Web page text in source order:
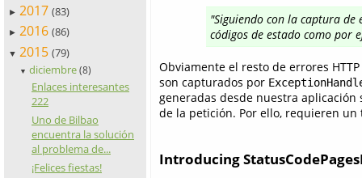
► 2017 (83)
► 2016 (86)
▼ 2015 (79)
▼ diciembre (8)
Enlaces interesantes
222
Uno de Bilbao
encuentra la solución
al problema de...
¡Felices fiestas!
"Siguiendo con la captura de
códigos de estado como por
Obviamente el resto de errores
son capturados por
generadas desde nuestra
de la petición. Por ello, requieren
Introducing